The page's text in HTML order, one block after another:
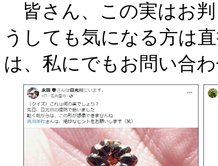
皆さん、この実はお
うしても気になる方は
は、私にでもお問い合